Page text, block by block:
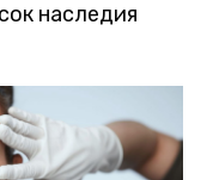
наследия